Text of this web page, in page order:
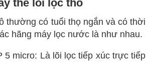
thế lõi lọc thô
thường có tuổi thọ ngắn và có thời
hãng máy lọc nước là như nhau.
5 micro: Là lõi lọc tiếp xúc trực tiếp